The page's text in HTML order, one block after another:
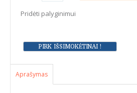
Pridėti palyginimui
Aprašymas